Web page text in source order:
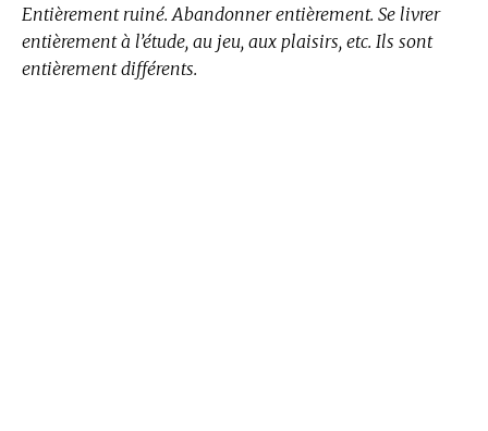
Entièrement ruiné. Abandonner entièrement. Se livrer
entièrement à l’étude, au jeu, aux plaisirs, etc. Ils sont
entièrement différents.